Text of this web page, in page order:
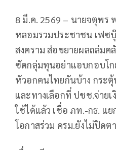
8 มี.ค. 2569 – นายจตุพร
หลอมรวมประชาชน เฟซ
สงคราม ส่อขยายผลถล่มค
ซัดกลุ่มทุนอย่าแอบกอบโก
หัวอกคนไทยกันบ้าง กระตุ้
และทางเลือกที่ ปชช.จ่าย
ใช้ได้แล้ว เชื่อ ภท.-กธ. แย
โอกาสร่วม ครม.ยังไม่ปิดต